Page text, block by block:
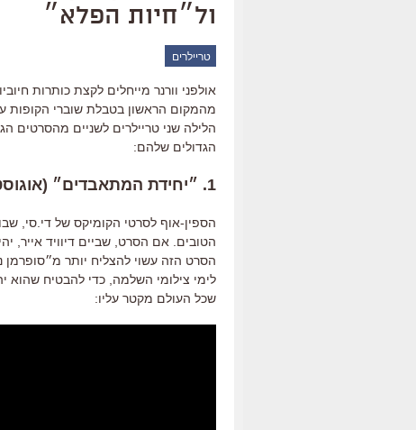
ול״חיות הפלא״
טריילרים
אולפני וורנר מייחלים לקצת כותרות
מהמקום הראשון בטבלת שוברי הקופות
הלילה שני טריילרים לשניים מהסרטים
הגדולים שלהם:
1. ״יחידת המתאבדים״ (אוגוסט)
הספין-אוף לסרטי הקומיקס של די.סי,
הטובים. אם הסרט, שביים דיוויד אייר,
הסרט הזה עשוי להצליח יותר מ״סופרמן
לימי צילומי השלמה, כדי להבטיח שהוא
שכל העולם מקטר עליו: